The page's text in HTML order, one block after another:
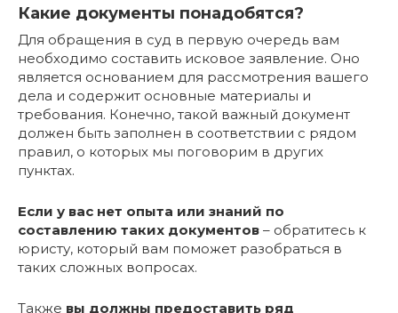
Какие документы понадобятся?
Для обращения в суд в первую очередь вам
необходимо составить исковое заявление. Оно
является основанием для рассмотрения вашего
дела и содержит основные материалы и
требования. Конечно, такой важный документ
должен быть заполнен в соответствии с рядом
правил, о которых мы поговорим в других
пунктах.
Если у вас нет опыта или знаний по
составлению таких документов – обратитесь к
юристу, который вам поможет разобраться в
таких сложных вопросах.
Также вы должны предоставить ряд